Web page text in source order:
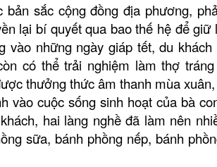
sắc cộng đồng địa phương,
lại bí quyết qua bao thế hệ để giữ
những ngày giáp tết, du khách
có thể trải nghiệm làm thợ tráng
thưởng thức âm thanh mùa
vào cuộc sống sinh hoạt của bà
hai làng nghề đã làm nên
sữa, bánh phồng nếp, bánh